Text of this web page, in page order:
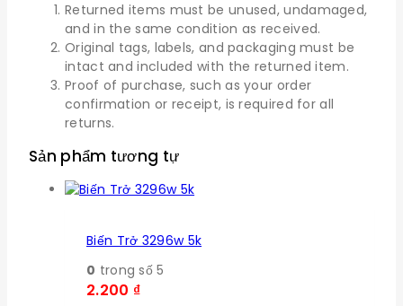
Returned items must be unused, undamaged,
and in the same condition as received.
Original tags, labels, and packaging must be
intact and included with the returned item.
Proof of purchase, such as your order
confirmation or receipt, is required for all
returns.
Sản phẩm tương tự
Biến Trở 3296w 5k
0 trong số 5
2.200 ₫